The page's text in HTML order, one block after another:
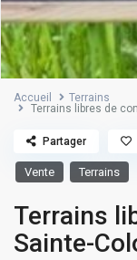
Accueil
Terrains
Terrains libres de
Vente Terrains
Terrains
Sainte-
Partager